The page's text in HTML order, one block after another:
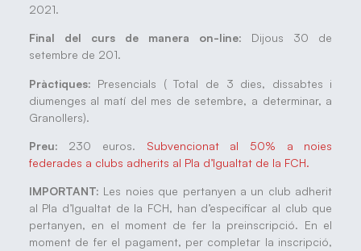
2021.
Final del curs de manera on-line: Dijous 30 de
setembre de 201.
Pràctiques: Presencials ( Total de 3 dies, dissabtes i
diumenges al matí del mes de setembre, a determinar, a
Granollers).
Preu: 230 euros. Subvencionat al 50% a noies
federades a clubs adherits al Pla d’Igualtat de la FCH.
IMPORTANT: Les noies que pertanyen a un club adherit
al Pla d’Igualtat de la FCH, han d’especificar al club que
pertanyen, en el moment de fer la preinscripció. En el
moment de fer el pagament, per completar la inscripció,